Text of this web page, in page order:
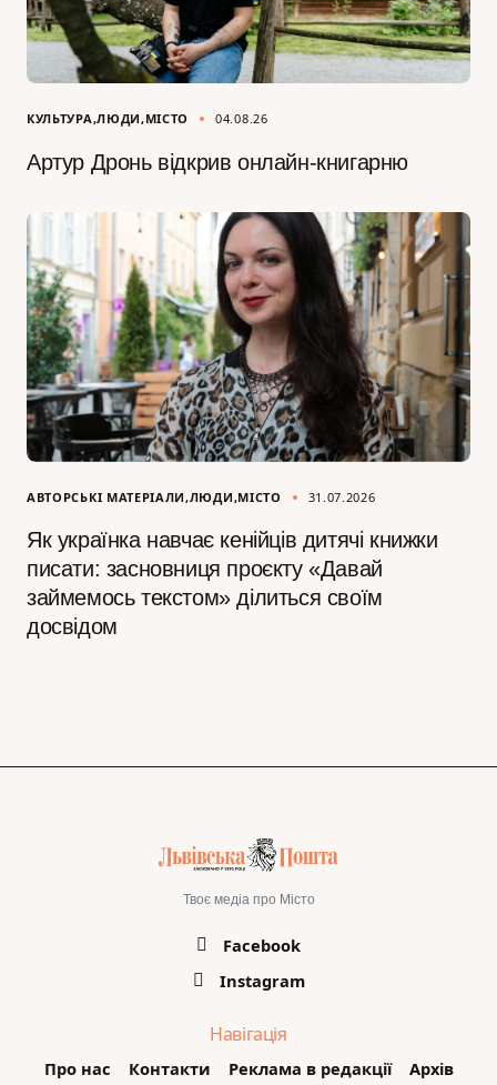
КУЛЬТУРА ЛЮДИ МІСТО 04.08.26
Артур Дронь відкрив онлайн-книгарню
АВТОРСЬКІ МАТЕРІАЛИ ЛЮДИ МІСТО 31.07.2026
Як українка навчає кенійців дитячі книжки
писати: засновниця проєкту «Давай
займемось текстом» ділиться своїм
досвідом
Твоє медіа про Місто
Facebook
Instagram
Навігація
Про нас Контакти Реклама в редакції Архів